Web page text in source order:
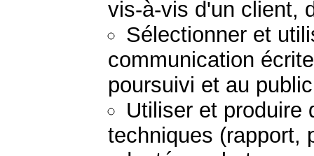
vis-à-vis d'un client,
Sélectionner et
communication
poursuivi et au
Utiliser et produire
techniques (rapport,